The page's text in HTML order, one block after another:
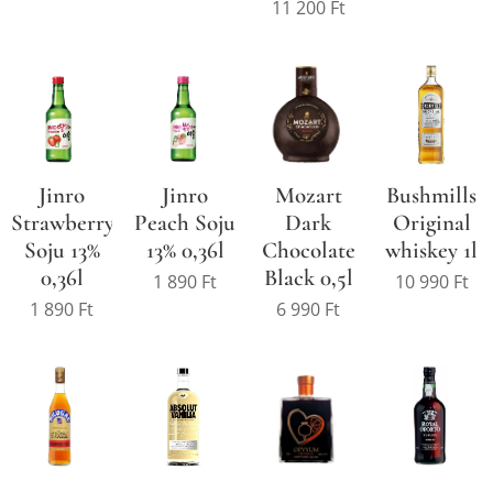
11 200Ft
Jinro
Strawberry
Soju 13%
0,36l
1 890 Ft
Jinro
Peach Soju
13% 0,36l
1 890 Ft
Mozart
Dark
Chocolate
Black 0,5l
6 990 Ft
Bushmills
Original
whiskey 1l
10 990Ft